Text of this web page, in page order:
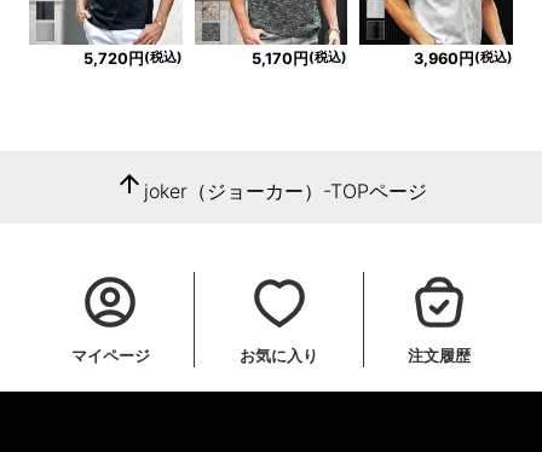
5,720円(税込) 5,170円(税込) 3,960円(税込)
arrow_upward joker（ジョーカー）-TOPページ
マイページ お気に入り 注文履歴